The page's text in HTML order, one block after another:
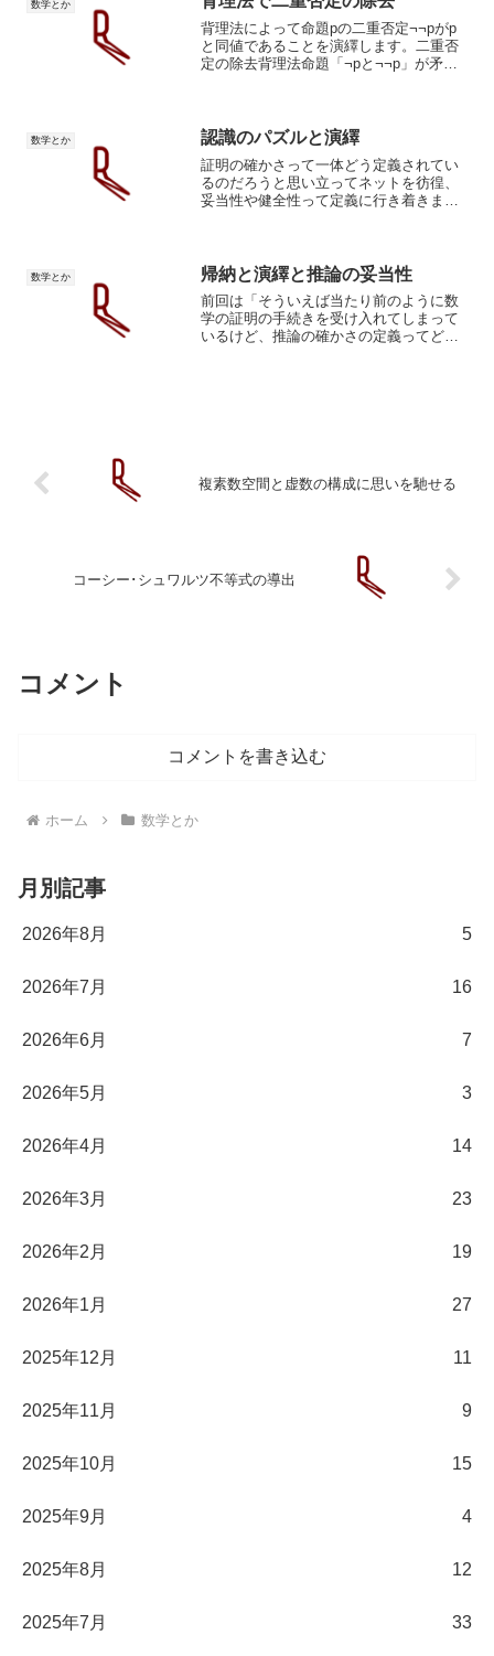
数学とか
背理法によって命題pの二重否定¬¬pがp
と同値であることを演繹します。二重否
定の除去背理法命題「¬pと¬¬p」が矛盾
ある」となります...
数学とか 認識のパズルと演繹
証明の確かさって一体どう定義されてい
るのだろうと思い立ってネットを彷徨、
妥当性や健全性って定義に行き着きまし
の解釈に行き着きました。...
数学とか 帰納と演繹と推論の妥当性
前回は「そういえば当たり前のように数
学の証明の手続きを受け入れてしまって
いるけど、推論の確かさの定義ってどう
複素数空間と虚数の構成に思いを馳せる
コーシー･シュワルツ不等式の導出
コメント
コメントを書き込む
ホーム 数学とか
月別記事
2026年8月 5
2026年7月 16
2026年6月 7
2026年5月 3
2026年4月 14
2026年3月 23
2026年2月 19
2026年1月 27
2025年12月 11
2025年11月 9
2025年10月 15
2025年9月 4
2025年8月 12
2025年7月 33